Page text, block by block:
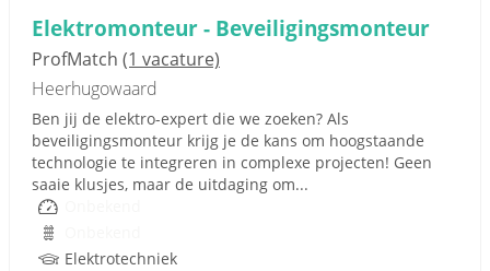
Elektromonteur - Beveiligingsmonteur
ProfMatch (1 vacature)
Heerhugowaard
Ben jij de elektro-expert die we zoeken? Als
beveiligingsmonteur krijg je de kans om hoogstaande
technologie te integreren in complexe projecten! Geen
saaie klusjes, maar de uitdaging om...
Elektrotechniek